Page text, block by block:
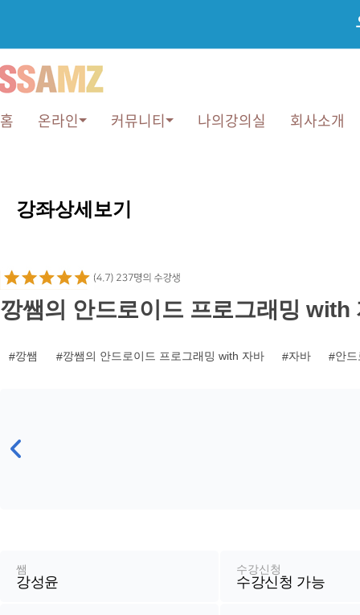
홈 온라인 커뮤니티 나의강의실 회사소개
강좌상세보기
깡쌤의 안드로이드 프로그래밍 with
깡쌤 깡쌤의 안드로이드 프로그래밍 with 자바 자바 안
쌤
강성윤
수강신청
수강신청 가능